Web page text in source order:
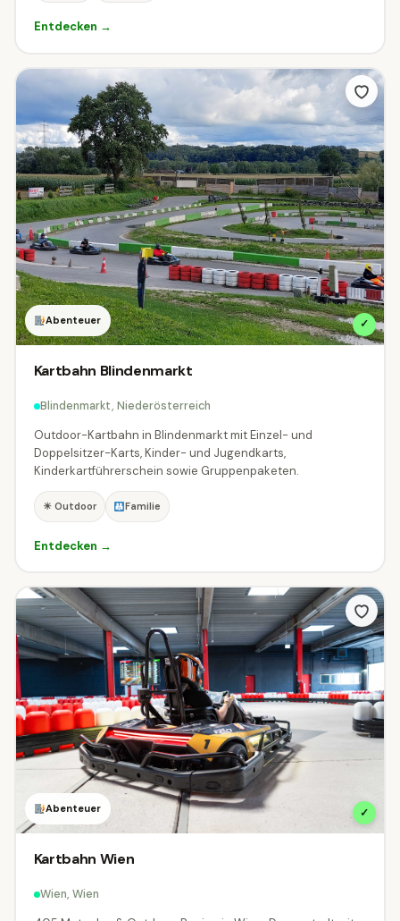
Erlebniswelten & Freizeitparks
Events & Festivals Gärten & Parks 15
🍽Kulinarik & Genuss 32 Kultur & Museen 311
Natur & Outdoor 94 Radfahren & MTB 1
Seen & Baden 197 🏛Städte & Architektur 13
Tierwelt & Naturparks 41 ⛰Wandern & Berge
♨Wellness & Thermen 79 ⛷Winter & Schnee 8
Kinderwagen Gastronomie
ÖFFI-Anbindung
Beides ☀Outdoor Indoor
Wann hast du Zeit?
Filtere Ziele die zu deinem Wunschzeitpunkt geöffnet sind.
Heute geöffnet
Am Wochenende geöffnet
Entdecken →
Abenteuer ✓
Kartbahn Blindenmarkt
Blindenmarkt, Niederösterreich
Outdoor-Kartbahn in Blindenmarkt mit Einzel- und
Doppelsitzer-Karts, Kinder- und Jugendkarts,
Kinderkartführerschein sowie Gruppenpaketen.
☀ Outdoor Familie
Entdecken →
Abenteuer ✓
Kartbahn Wien
Wien, Wien